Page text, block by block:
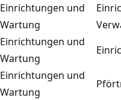
Einrichtungen und
Wartung
Einrichtungen und
Wartung
Einrichtungen und
Wartung